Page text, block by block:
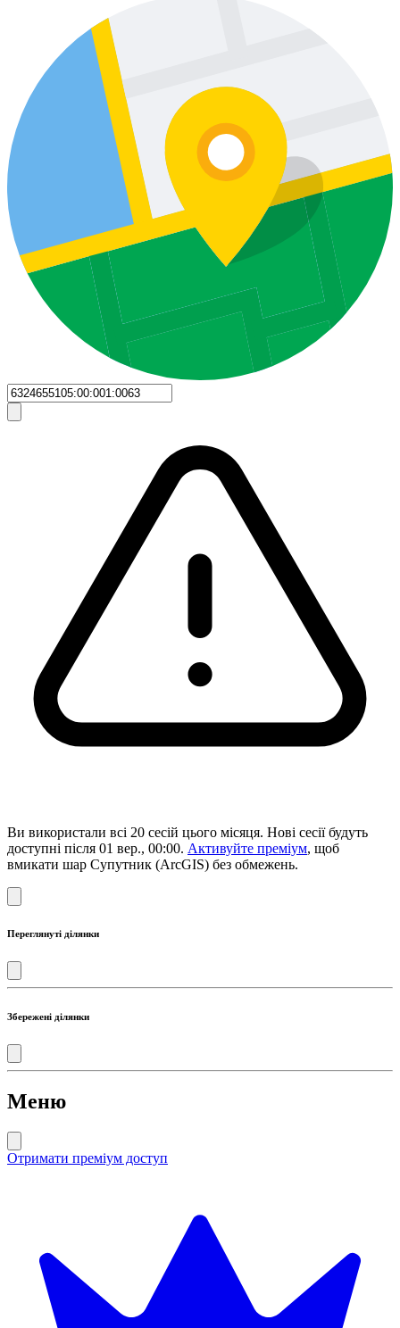
Ви використали всі 20 сесій цього місяця. Нові сесії будуть
доступні після 01 вер., 00:00. Активуйте преміум, щоб
вмикати шар Супутник (ArcGIS) без обмежень.
Переглянуті ділянки
Збережені ділянки
Меню
Отримати преміум доступ